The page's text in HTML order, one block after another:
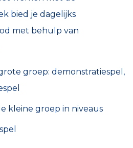
bied je dagelijks
met behulp van
groep: demonstratiespel,
kleine groep in niveaus